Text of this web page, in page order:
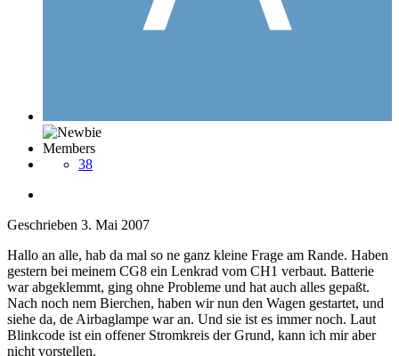
Members
38
Geschrieben 3. Mai 2007
Hallo an alle, hab da mal so ne ganz kleine Frage am Rande. Haben
gestern bei meinem CG8 ein Lenkrad vom CH1 verbaut. Batterie
war abgeklemmt, ging ohne Probleme und hat auch alles gepaßt.
Nach noch nem Bierchen, haben wir nun den Wagen gestartet, und
siehe da, de Airbaglampe war an. Und sie ist es immer noch. Laut
Blinkcode ist ein offener Stromkreis der Grund, kann ich mir aber
nicht vorstellen.